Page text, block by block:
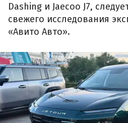
Dashing и Jaecoo J7,
свежего исследования
«Авито Авто».